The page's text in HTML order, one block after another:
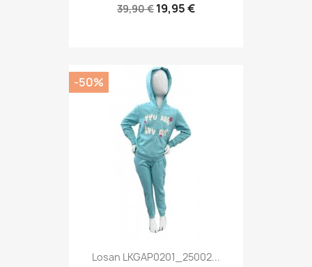
39,90 € 19,95 €
Losan LKGAP0201_25002...
-50%